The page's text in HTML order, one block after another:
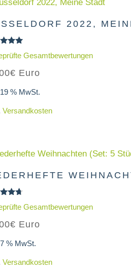
2022,
Gesamtbewertungen
€ Euro
% MwSt.
Versandkosten
Gesamtbewertungen
€ Euro
% MwSt.
Versandkosten